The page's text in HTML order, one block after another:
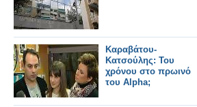
Καραβάτου-
Κατσούλης: Του
χρόνου στο πρωινό
του Alpha;